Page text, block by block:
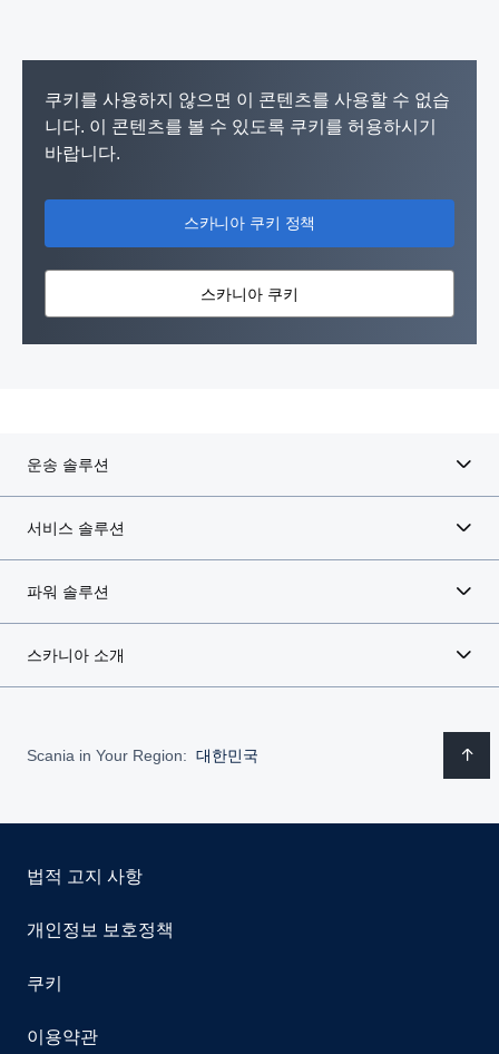
쿠키를 사용하지 않으면 이 콘텐츠를 사용할 수 없습
니다. 이 콘텐츠를 볼 수 있도록 쿠키를 허용하시기
바랍니다.
스카니아 쿠키 정책
스카니아 쿠키
운송 솔루션
서비스 솔루션
파워 솔루션
스카니아 소개
Scania in Your Region: 대한민국
법적 고지 사항
개인정보 보호정책
쿠키
이용약관